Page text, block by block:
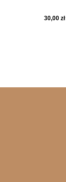
30,00zł